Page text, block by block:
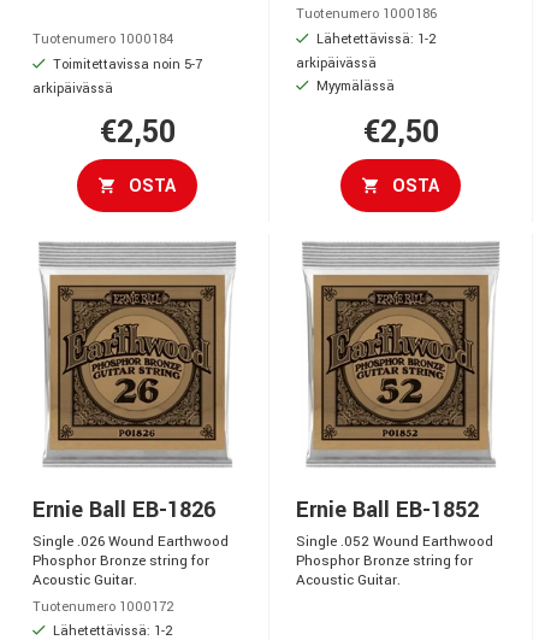
Tuotenumero 1000184
Toimitettavissa noin 5-7
arkipäivässä
€2,50
OSTA
Tuotenumero 1000186
Lähetettävissä: 1-2
arkipäivässä
Myymälässä
€2,50
OSTA
Ernie Ball EB-1826
Single .026 Wound Earthwood
Phosphor Bronze string for
Acoustic Guitar.
Tuotenumero 1000172
Lähetettävissä: 1-2
Ernie Ball EB-1852
Single .052 Wound Earthwood
Phosphor Bronze string for
Acoustic Guitar.